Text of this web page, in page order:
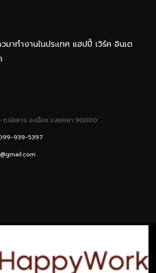
าทำงานในประเทศ แฮปปี้ เวิร์ค อินเต
ต.บ่อยาง อ.เมือง จ.สงขลา 90000
939-5397